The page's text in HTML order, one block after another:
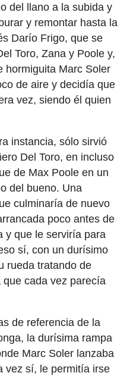
del llano a la subida y
y remontar hasta la
Darío Frigo, que se
Toro, Zana y Poole y,
hormiguita Marc Soler
de aire y decidía que
vez, siendo él quien
instancia, sólo sirvió
Del Toro, en incluso
de Max Poole en un
del bueno. Una
culminaría de nuevo
poco antes de
y que le serviría para
sí, con un durísimo
rueda tratando de
cada vez parecía
de referencia de la
la durísima rampa
Marc Soler lanzaba
vez sí, le permitía irse